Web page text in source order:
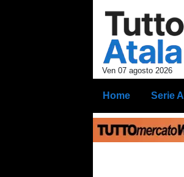
Ven 07 agosto 2026
Home Serie A